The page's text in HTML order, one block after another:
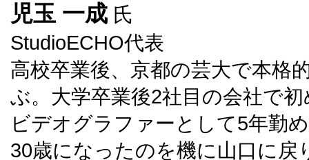
児玉 一成 氏
StudioECHO代表
高校卒業後、京都の芸大で本格
ぶ。大学卒業後2社目の会社で
ビデオグラファーとして5年勤
30歳になったのを機に山口に戻